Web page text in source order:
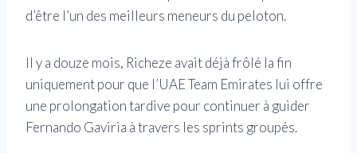
d’être l’un des meilleurs meneurs du peloton.
Il y a douze mois, Richeze avait déjà frôlé la fin
uniquement pour que l’UAE Team Emirates lui offre
une prolongation tardive pour continuer à guider
Fernando Gaviria à travers les sprints groupés.